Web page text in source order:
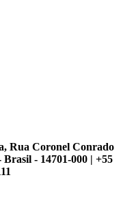
Rua Coronel Conrado
- 14701-000 | +55